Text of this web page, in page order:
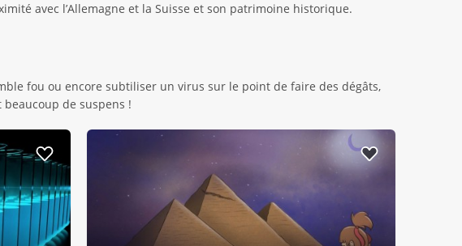
avec l’Allemagne et la Suisse et son patrimoine historique.
fou ou encore subtiliser un virus sur le point de faire des dégâts,
de suspens !